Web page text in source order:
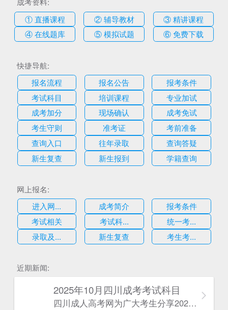
① 直播课程
② 辅导教材
③ 精讲课程
④ 在线题库
⑤ 模拟试题 ⑥ 免费下载
快捷导航:
报名流程
报名公告
报考条件
考试科目
培训课程
专业加试
成考加分
现场确认
成考免试
考生守则
准考证
考前准备
查询入口
往年录取
查询答疑
新生复查
新生报到 学籍查询
网上报名:
进入网...
成考简介
报考条件
考试相关
考试科...
统一考...
录取及...
新生复查 考生考...
近期新闻:
2025年10月四川成考考试科目
四川成人高考网​为广大考生分享2025年10月四川成考考试科目。为广大在职人员和社会人士提供学历提升的机会。更多四川成考考试信息，欢迎在线访问四川成人高考网。